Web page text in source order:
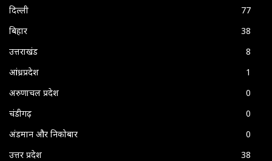
दिल्ली
77
बिहार
38
उत्तराखंड
8
आंध्रप्रदेश
1
अरुणाचल प्रदेश
0
चंडीगढ़
0
अंडमान और निकोबार
0
उत्तर प्रदेश
38